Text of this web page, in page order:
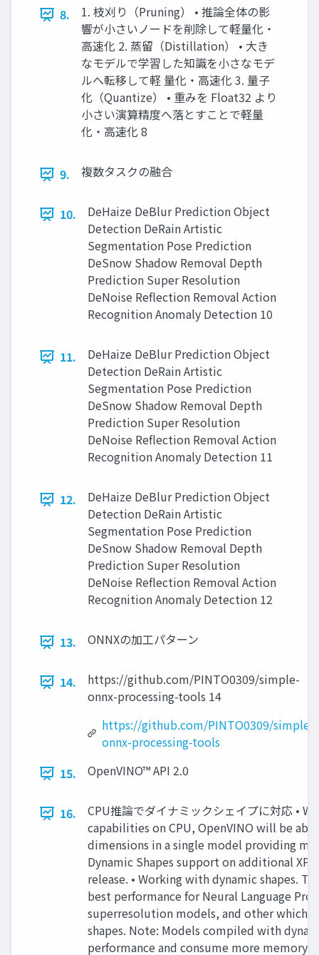
8.
1. 枝刈り（Pruning） • 推論全体の影
響が小さいノードを削除して軽量化・
高速化 2. 蒸留（Distillation） • 大き
なモデルで学習した知識を小さなモデ
ルへ転移して軽 量化・高速化 3. 量子
化（Quantize） • 重みを Float32 より
小さい演算精度へ落とすことで軽量
化・高速化 8
9. 複数タスクの融合
10.
DeHaize DeBlur Prediction Object
Detection DeRain Artistic
Segmentation Pose Prediction
DeSnow Shadow Removal Depth
Prediction Super Resolution
DeNoise Reflection Removal Action
Recognition Anomaly Detection 10
11.
DeHaize DeBlur Prediction Object
Detection DeRain Artistic
Segmentation Pose Prediction
DeSnow Shadow Removal Depth
Prediction Super Resolution
DeNoise Reflection Removal Action
Recognition Anomaly Detection 11
12.
DeHaize DeBlur Prediction Object
Detection DeRain Artistic
Segmentation Pose Prediction
DeSnow Shadow Removal Depth
Prediction Super Resolution
DeNoise Reflection Removal Action
Recognition Anomaly Detection 12
13. ONNXの加工パターン
14.
https://github.com/PINTO0309/simple-
onnx-processing-tools 14
https://github.com/PINTO0309/simple-
onnx-processing-tools
15.
OpenVINO™ API 2.0
16.
CPU推論でダイナミックシェイプに対応 •
capabilities on CPU, OpenVINO will be
dimensions in a single model providing
Dynamic Shapes support on additional
release. • Working with dynamic shapes.
best performance for Neural Language
superresolution models, and other which
shapes. Note: Models compiled with
performance and consume more memory